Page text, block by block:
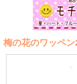
梅の花のワッペン